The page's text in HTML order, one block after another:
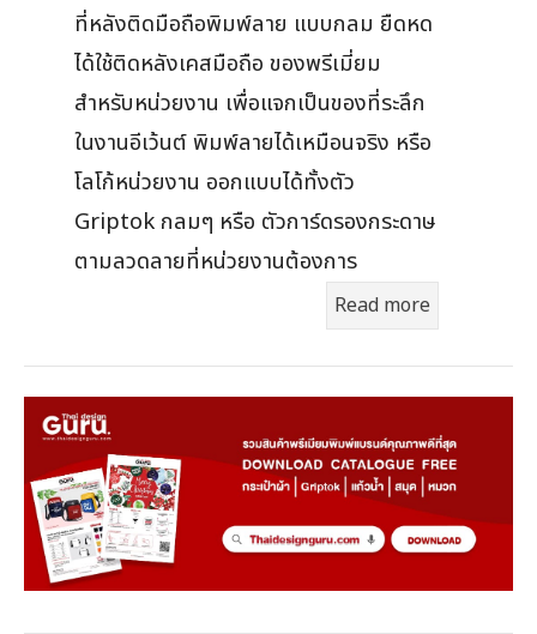
ที่หลังติดมือถือพิมพ์ลาย แบบกลม ยืดหด
ได้ใช้ติดหลังเคสมือถือ ของพรีเมี่ยม
สำหรับหน่วยงาน เพื่อแจกเป็นของที่ระลึก
ในงานอีเว้นต์ พิมพ์ลายได้เหมือนจริง หรือ
โลโก้หน่วยงาน ออกแบบได้ทั้งตัว
Griptok กลมๆ หรือ ตัวการ์ดรองกระดาษ
ตามลวดลายที่หน่วยงานต้องการ
Read more